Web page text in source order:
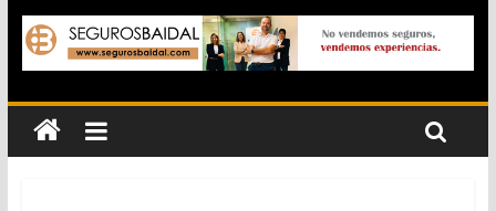
figuras nacionales e internacionales en los Jardins de
Torrecremada